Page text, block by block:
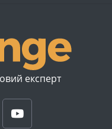
експерт